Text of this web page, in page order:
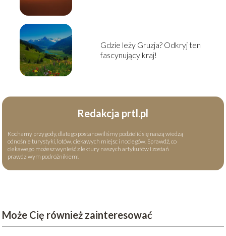
Gdzie leży Gruzja? Odkryj ten
fascynujący kraj!
Redakcja prtl.pl
Kochamy przygody, dlatego postanowiliśmy podzielić się naszą wiedzą
odnośnie turystyki, lotów, ciekawych miejsc i noclegów. Sprawdź, co
ciekawego możesz wynieść z lektury naszych artykułów i zostań
prawdziwym podróżnikiem!
Może Cię również zainteresować